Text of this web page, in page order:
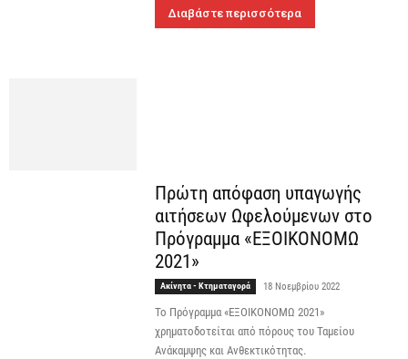
Διαβάστε περισσότερα
Πρώτη απόφαση υπαγωγής
αιτήσεων Ωφελούμενων στο
Πρόγραμμα «ΕΞΟΙΚΟΝΟΜΩ
2021»
Ακίνητα - Κτηματαγορά 18 Νοεμβρίου 2022
Το Πρόγραμμα «ΕΞΟΙΚΟΝΟΜΩ 2021»
χρηματοδοτείται από πόρους του Ταμείου
Ανάκαμψης και Ανθεκτικότητας.